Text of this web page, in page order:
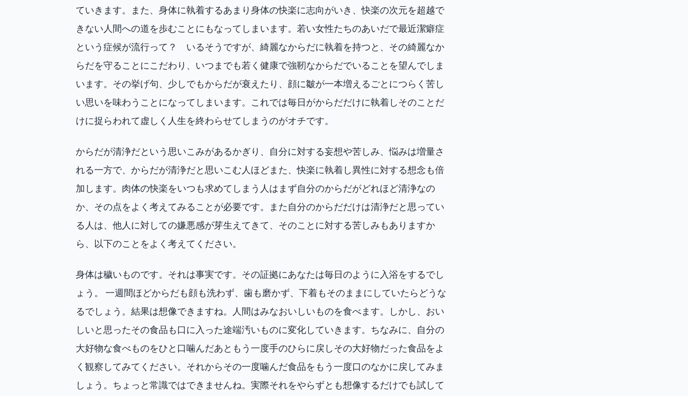
ていきます。また、身体に執着するあまり身体の快楽に志向がいき、快楽の次元を超越で
きない人間への道を歩むことにもなってしまいます。若い女性たちのあいだで最近潔癖症
という症候が流行って？ いるそうですが、綺麗なからだに執着を持つと、その綺麗なか
らだを守ることにこだわり、いつまでも若く健康で強靭なからだでいることを望んでしま
います。その挙げ句、少しでもからだが衰えたり、顔に皺が一本増えるごとにつらく苦し
い思いを味わうことになってしまいます。これでは毎日がからだだけに執着しそのことだ
けに捉らわれて虚しく人生を終わらせてしまうのがオチです。
からだが清浄だという思いこみがあるかぎり、自分に対する妄想や苦しみ、悩みは増量さ
れる一方で、からだが清浄だと思いこむ人ほどまた、快楽に執着し異性に対する想念も倍
加します。肉体の快楽をいつも求めてしまう人はまず自分のからだがどれほど清浄なの
か、その点をよく考えてみることが必要です。また自分のからだだけは清浄だと思ってい
る人は、他人に対しての嫌悪感が芽生えてきて、そのことに対する苦しみもありますか
ら、以下のことをよく考えてください。
身体は穢いものです。それは事実です。その証拠にあなたは毎日のように入浴をするでし
ょう。 一週間ほどからだも顔も洗わず、歯も磨かず、下着もそのままにしていたらどうな
るでしょう。結果は想像できますね。人間はみなおいしいものを食べます。しかし、おい
しいと思ったその食品も口に入った途端汚いものに変化していきます。ちなみに、自分の
大好物な食べものをひと口噛んだあともう一度手のひらに戻しその大好物だった食品をよ
く観察してみてください。それからその一度噛んだ食品をもう一度口のなかに戻してみま
しょう。ちょっと常識ではできませんね。実際それをやらずとも想像するだけでも試して